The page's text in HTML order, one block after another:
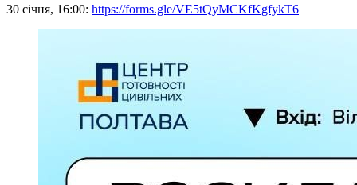
30 січня, 16:00: https://forms.gle/VE5tQyMCKfKgfykT6